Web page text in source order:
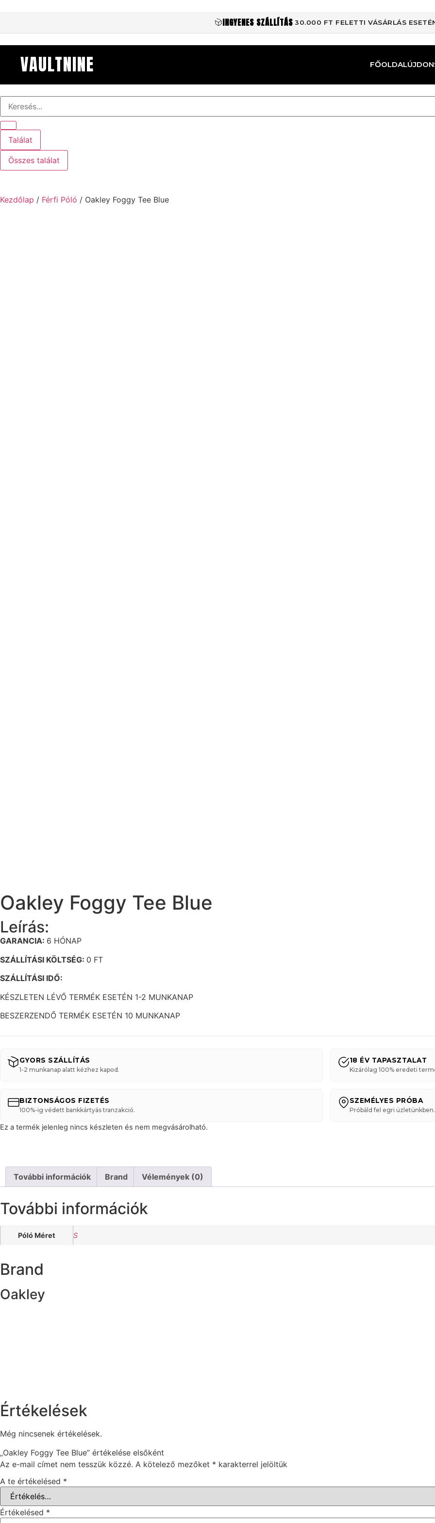
INGYENES SZÁLLÍTÁS 30.000 FT FELETTI VÁSÁRLÁS
VAULTNINE FŐOLDAL
Találat
Összes találat
Kezdőlap / Férfi Póló / Oakley Foggy Tee Blue
Oakley Foggy Tee Blue
Leírás:
GARANCIA: 6 HÓNAP
SZÁLLÍTÁSI KÖLTSÉG: 0 FT
SZÁLLÍTÁSI IDŐ:
KÉSZLETEN LÉVŐ TERMÉK ESETÉN 1-2 MUNKANAP
BESZERZENDŐ TERMÉK ESETÉN 10 MUNKANAP
GYORS SZÁLLÍTÁS
1-2 munkanap alatt kézhez kapod.
18 ÉV TAPASZTALAT
Kizárólag 100% eredeti
BIZTONSÁGOS FIZETÉS
100%-ig védett bankkártyás tranzakció.
SZEMÉLYES PRÓBA
Próbáld fel egri üzletünkben.
Ez a termék jelenleg nincs készleten és nem megvásárolható.
További információk Brand Vélemények (0)
További információk
Póló Méret S
Brand
Oakley
Értékelések
Még nincsenek értékelések.
„Oakley Foggy Tee Blue” értékelése elsőként
Az e-mail címet nem tesszük közzé. A kötelező mezőket * karakterrel jelöltük
A te értékelésed *
Értékelésed *